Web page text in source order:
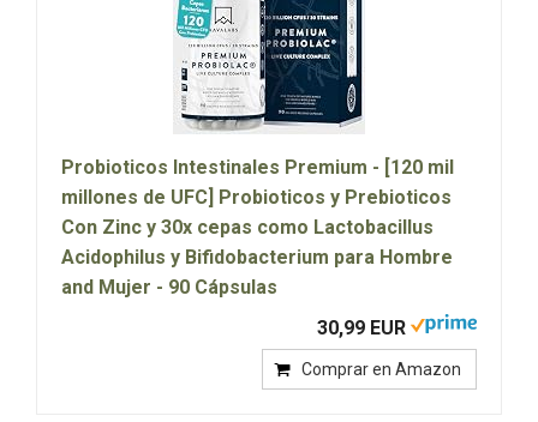
Probioticos Intestinales Premium - [120 mil
millones de UFC] Probioticos y Prebioticos
Con Zinc y 30x cepas como Lactobacillus
Acidophilus y Bifidobacterium para Hombre
and Mujer - 90 Cápsulas
30,99 EUR
Comprar en Amazon